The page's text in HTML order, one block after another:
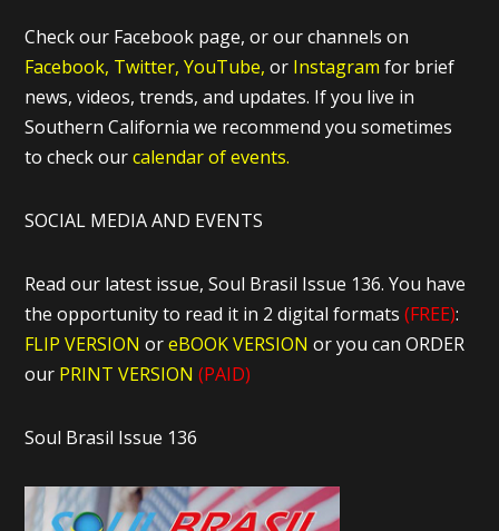
Check our Facebook page, or our channels on
Facebook, Twitter, YouTube, or Instagram for brief
news, videos, trends, and updates. If you live in
Southern California we recommend you sometimes
to check ourcalendar of events.
SOCIAL MEDIA AND EVENTS
Read our latest issue, Soul Brasil Issue 136. You have
the opportunity to read it in 2 digital formats(FREE):
FLIP VERSION oreBOOK VERSIONor you can ORDER
our PRINT VERSION (PAID)
Soul Brasil Issue 136